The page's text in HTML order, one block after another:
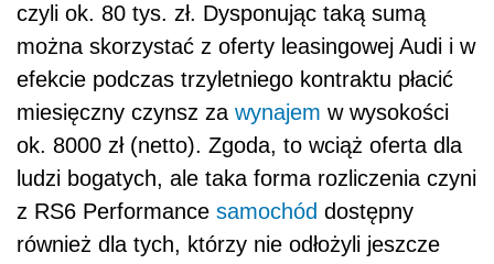
czyli ok. 80 tys. zł. Dysponując taką sumą
można skorzystać z oferty leasingowej Audi i w
efekcie podczas trzyletniego kontraktu płacić
miesięczny czynsz za wynajem w wysokości
ok. 8000 zł (netto). Zgoda, to wciąż oferta dla
ludzi bogatych, ale taka forma rozliczenia czyni
z RS6 Performance samochód dostępny
również dla tych, którzy nie odłożyli jeszcze